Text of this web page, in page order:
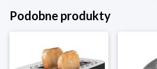
Podobne produkty